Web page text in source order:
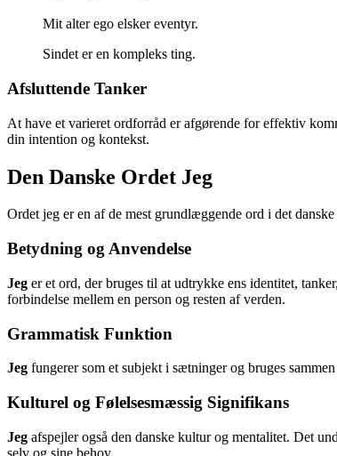
Mit alter ego elsker eventyr.
Sindet er en kompleks ting.
Afsluttende Tanker
At have et varieret ordforråd er afgørende for effektiv
din intention og kontekst.
Den Danske Ordet Jeg
Ordet jeg er en af de mest grundlæggende ord i det
Betydning og Anvendelse
Jeg er et ord, der bruges til at udtrykke ens identitet,
forbindelse mellem en person og resten af verden.
Grammatisk Funktion
Jeg fungerer som et subjekt i sætninger og bruges
Kulturel og Følelsesmæssig Signifikans
Jeg afspejler også den danske kultur og mentalitet. Det
selv og sine behov.